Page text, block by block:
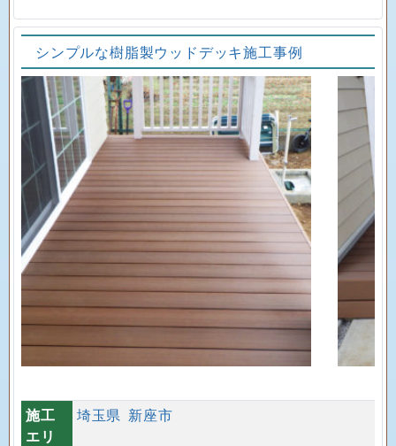
シンプルな樹脂製ウッドデッキ施工事例
施工
エリ
埼玉県 新座市